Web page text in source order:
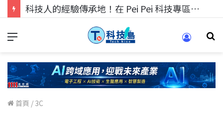
科技人的經驗傳承地！在 Pei Pei 科技專區，與學弟妹交流最硬核的技術
首頁 / 3C